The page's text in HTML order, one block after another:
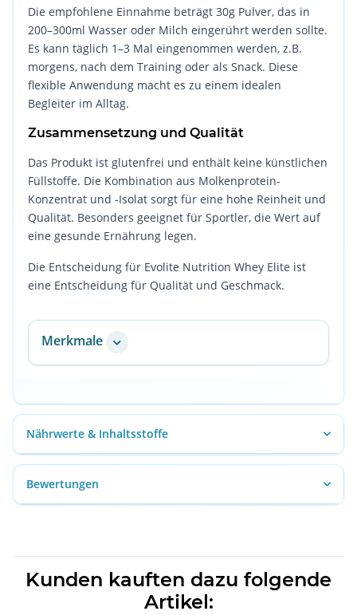
Die empfohlene Einnahme beträgt 30g Pulver, das in
200–300ml Wasser oder Milch eingerührt werden sollte.
Es kann täglich 1–3 Mal eingenommen werden, z.B.
morgens, nach dem Training oder als Snack. Diese
flexible Anwendung macht es zu einem idealen
Begleiter im Alltag.
Zusammensetzung und Qualität
Das Produkt ist glutenfrei und enthält keine künstlichen
Füllstoffe. Die Kombination aus Molkenprotein-
Konzentrat und -Isolat sorgt für eine hohe Reinheit und
Qualität. Besonders geeignet für Sportler, die Wert auf
eine gesunde Ernährung legen.
Die Entscheidung für Evolite Nutrition Whey Elite ist
eine Entscheidung für Qualität und Geschmack.
Merkmale
Nährwerte & Inhaltsstoffe
Bewertungen
Kunden kauften dazu folgende
Artikel: